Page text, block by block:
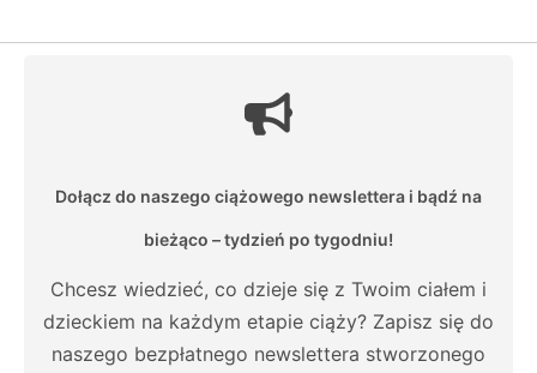
Dołącz do naszego ciążowego newslettera i bądź na
bieżąco – tydzień po tygodniu!
Chcesz wiedzieć, co dzieje się z Twoim ciałem i
dzieckiem na każdym etapie ciąży? Zapisz się do
naszego bezpłatnego newslettera stworzonego